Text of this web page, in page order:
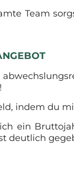
Team
indem du
ein
deutlich